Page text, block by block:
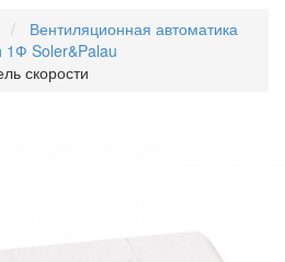
Вентиляционная автоматика
1Ф Soler&Palau
скорости